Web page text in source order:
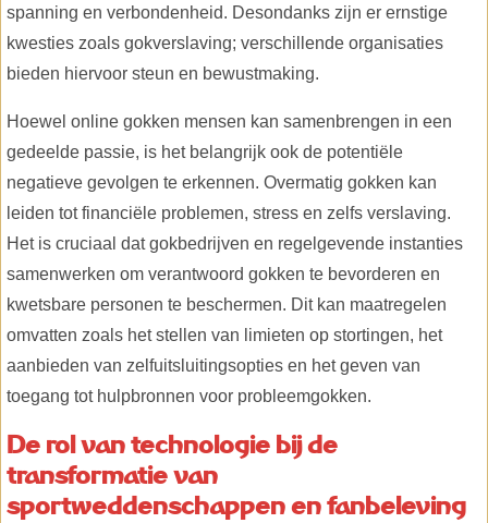
spanning en verbondenheid. Desondanks zijn er ernstige
kwesties zoals gokverslaving; verschillende organisaties
bieden hiervoor steun en bewustmaking.
Hoewel online gokken mensen kan samenbrengen in een
gedeelde passie, is het belangrijk ook de potentiële
negatieve gevolgen te erkennen. Overmatig gokken kan
leiden tot financiële problemen, stress en zelfs verslaving.
Het is cruciaal dat gokbedrijven en regelgevende instanties
samenwerken om verantwoord gokken te bevorderen en
kwetsbare personen te beschermen. Dit kan maatregelen
omvatten zoals het stellen van limieten op stortingen, het
aanbieden van zelfuitsluitingsopties en het geven van
toegang tot hulpbronnen voor probleemgokken.
De rol van technologie bij de
transformatie van
sportweddenschappen en fanbeleving